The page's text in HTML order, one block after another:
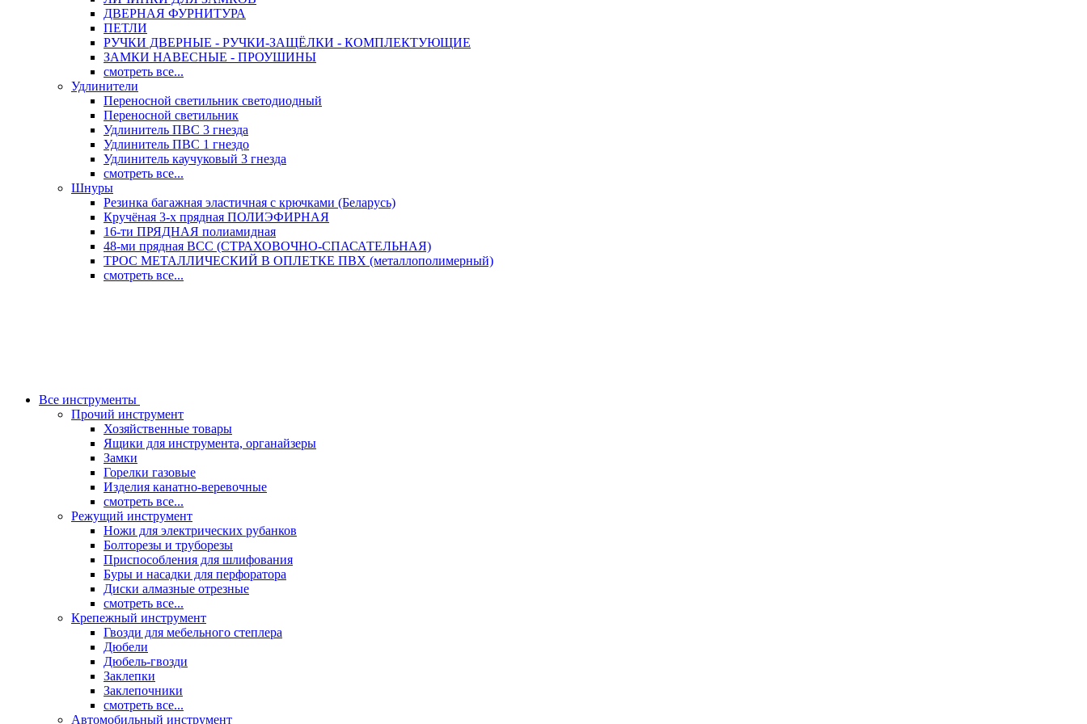
ДВЕРНАЯ ФУРНИТУРА
ПЕТЛИ
РУЧКИ ДВЕРНЫЕ - РУЧКИ-ЗАЩЁЛКИ - КОМПЛЕКТУЮЩИЕ
ЗАМКИ НАВЕСНЫЕ - ПРОУШИНЫ
смотреть все...
Удлинители
Переносной светильник светодиодный
Переносной светильник
Удлинитель ПВС 3 гнезда
Удлинитель ПВС 1 гнездо
Удлинитель каучуковый 3 гнезда
смотреть все...
Шнуры
Резинка багажная эластичная с крючками (Беларусь)
Кручёная 3-х прядная ПОЛИЭФИРНАЯ
16-ти ПРЯДНАЯ полиамидная
48-ми прядная ВСС (СТРАХОВОЧНО-СПАСАТЕЛЬНАЯ)
ТРОС МЕТАЛЛИЧЕСКИЙ В ОПЛЕТКЕ ПВХ (металлополимерный)
смотреть все...
Все инструменты
Прочий инструмент
Хозяйственные товары
Ящики для инструмента, органайзеры
Замки
Горелки газовые
Изделия канатно-веревочные
смотреть все...
Режущий инструмент
Ножи для электрических рубанков
Болторезы и труборезы
Приспособления для шлифования
Буры и насадки для перфоратора
Диски алмазные отрезные
смотреть все...
Крепежный инструмент
Гвозди для мебельного степлера
Дюбели
Дюбель-гвозди
Заклепки
Заклепочники
смотреть все...
Автомобильный инструмент